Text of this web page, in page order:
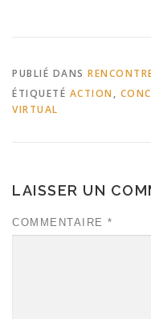
PUBLIÉ DANS
ÉTIQUETÉ ACTION ,
VIRTUAL
LAISSER UN
COMMENTAIRE *